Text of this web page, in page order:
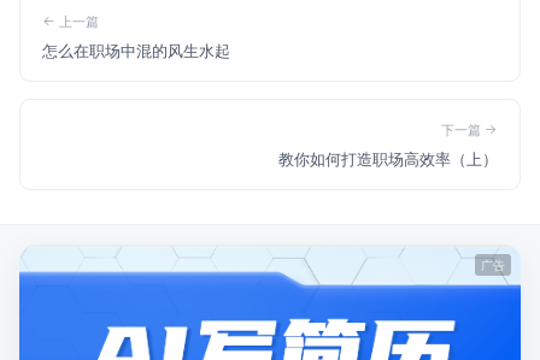
上一篇
怎么在职场中混的风生水起
下一篇
教你如何打造职场高效率（上）